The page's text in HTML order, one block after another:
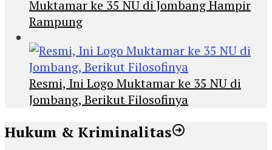
Muktamar ke 35 NU di Jombang Hampir
Rampung
Resmi, Ini Logo Muktamar ke 35 NU di
Jombang, Berikut Filosofinya
Hukum & Kriminalitas